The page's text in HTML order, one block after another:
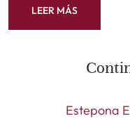
LEER MÁS
Estepona